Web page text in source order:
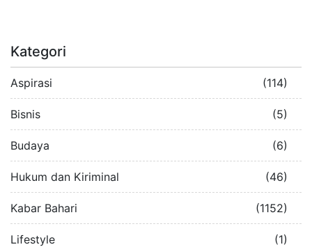
Kategori
Aspirasi (114)
Bisnis (5)
Budaya (6)
Hukum dan Kiriminal (46)
Kabar Bahari (1152)
Lifestyle (1)